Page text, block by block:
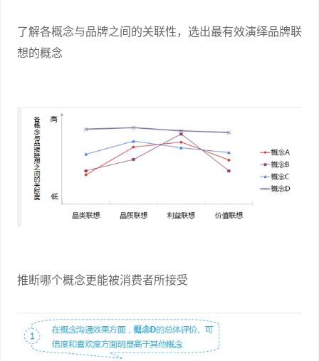
了解各概念与品牌之间的关联性，选出最有效演绎品牌联
想的概念
推断哪个概念更能被消费者所接受